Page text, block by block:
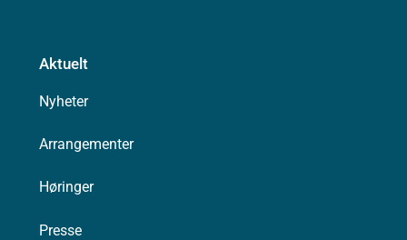
Aktuelt
Nyheter
Arrangementer
Høringer
Presse